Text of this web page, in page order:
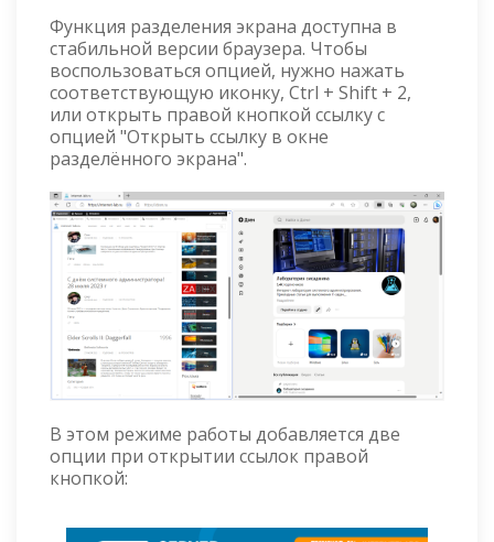
Функция разделения экрана доступна в
стабильной версии браузера. Чтобы
воспользоваться опцией, нужно нажать
соответствующую иконку, Ctrl + Shift + 2,
или открыть правой кнопкой ссылку с
опцией "Открыть ссылку в окне
разделённого экрана".
В этом режиме работы добавляется две
опции при открытии ссылок правой
кнопкой: